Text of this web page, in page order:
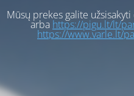
Mūsų prekes galite užsisakyti
arba https://pigu.lt/lt/
https://www.varle.lt/